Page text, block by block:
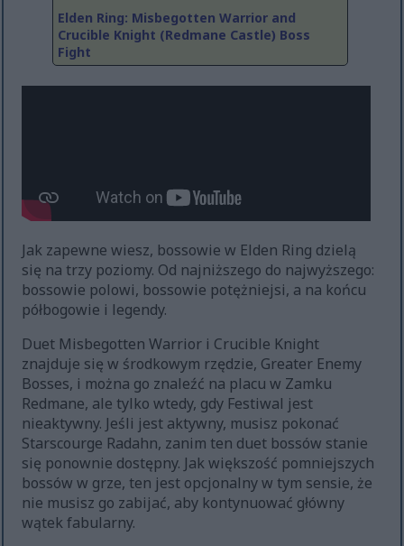
Elden Ring: Misbegotten Warrior and
Crucible Knight (Redmane Castle) Boss
Fight
Jak zapewne wiesz, bossowie w Elden Ring dzielą
się na trzy poziomy. Od najniższego do najwyższego:
bossowie polowi, bossowie potężniejsi, a na końcu
półbogowie i legendy.
Duet Misbegotten Warrior i Crucible Knight
znajduje się w środkowym rzędzie, Greater Enemy
Bosses, i można go znaleźć na placu w Zamku
Redmane, ale tylko wtedy, gdy Festiwal jest
nieaktywny. Jeśli jest aktywny, musisz pokonać
Starscourge Radahn, zanim ten duet bossów stanie
się ponownie dostępny. Jak większość pomniejszych
bossów w grze, ten jest opcjonalny w tym sensie, że
nie musisz go zabijać, aby kontynuować główny
wątek fabularny.